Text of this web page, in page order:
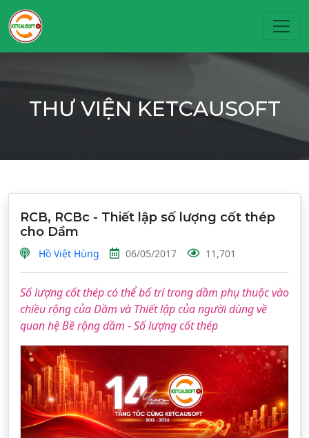
THƯ VIỆN KETCAUSOFT
RCB, RCBc - Thiết lập số lượng cốt thép
cho Dầm
Hồ Việt Hùng 06/05/2017 11,701
Số lượng cốt thép có thể bố trí trong dầm phụ thuộc vào
chiều rộng của Dầm và Thiết lập của người dùng về
quan hệ Bề rộng dầm - Số lượng cốt thép